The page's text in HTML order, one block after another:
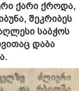
ქარი ქროდა,
შეკრიბეს
საბჭოს
დაბა